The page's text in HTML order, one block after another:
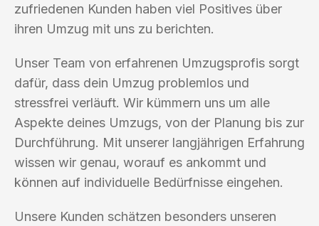
zufriedenen Kunden haben viel Positives über
ihren Umzug mit uns zu berichten.
Unser Team von erfahrenen Umzugsprofis sorgt
dafür, dass dein Umzug problemlos und
stressfrei verläuft. Wir kümmern uns um alle
Aspekte deines Umzugs, von der Planung bis zur
Durchführung. Mit unserer langjährigen Erfahrung
wissen wir genau, worauf es ankommt und
können auf individuelle Bedürfnisse eingehen.
Unsere Kunden schätzen besonders unseren